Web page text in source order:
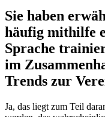
Sie haben
häufig mithilfe
Sprache
im
Trends zur
Ja, das liegt zum Teil